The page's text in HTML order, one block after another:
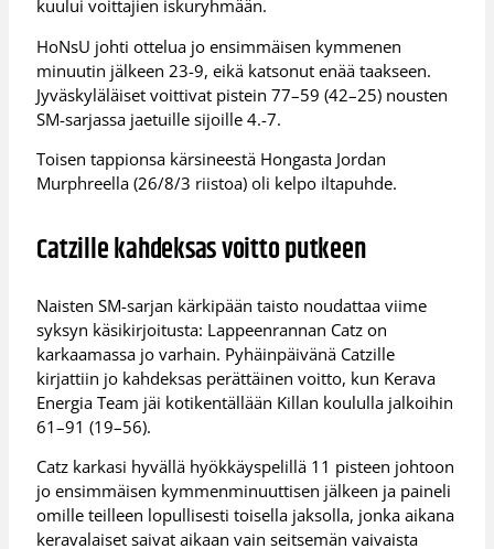
kuului voittajien iskuryhmään.
HoNsU johti ottelua jo ensimmäisen kymmenen
minuutin jälkeen 23-9, eikä katsonut enää taakseen.
Jyväskyläläiset voittivat pistein 77–59 (42–25) nousten
SM-sarjassa jaetuille sijoille 4.-7.
Toisen tappionsa kärsineestä Hongasta Jordan
Murphreella (26/8/3 riistoa) oli kelpo iltapuhde.
Catzille kahdeksas voitto putkeen
Naisten SM-sarjan kärkipään taisto noudattaa viime
syksyn käsikirjoitusta: Lappeenrannan Catz on
karkaamassa jo varhain. Pyhäinpäivänä Catzille
kirjattiin jo kahdeksas perättäinen voitto, kun Kerava
Energia Team jäi kotikentällään Killan koululla jalkoihin
61–91 (19–56).
Catz karkasi hyvällä hyökkäyspelillä 11 pisteen johtoon
jo ensimmäisen kymmenminuuttisen jälkeen ja paineli
omille teilleen lopullisesti toisella jaksolla, jonka aikana
keravalaiset saivat aikaan vain seitsemän vaivaista